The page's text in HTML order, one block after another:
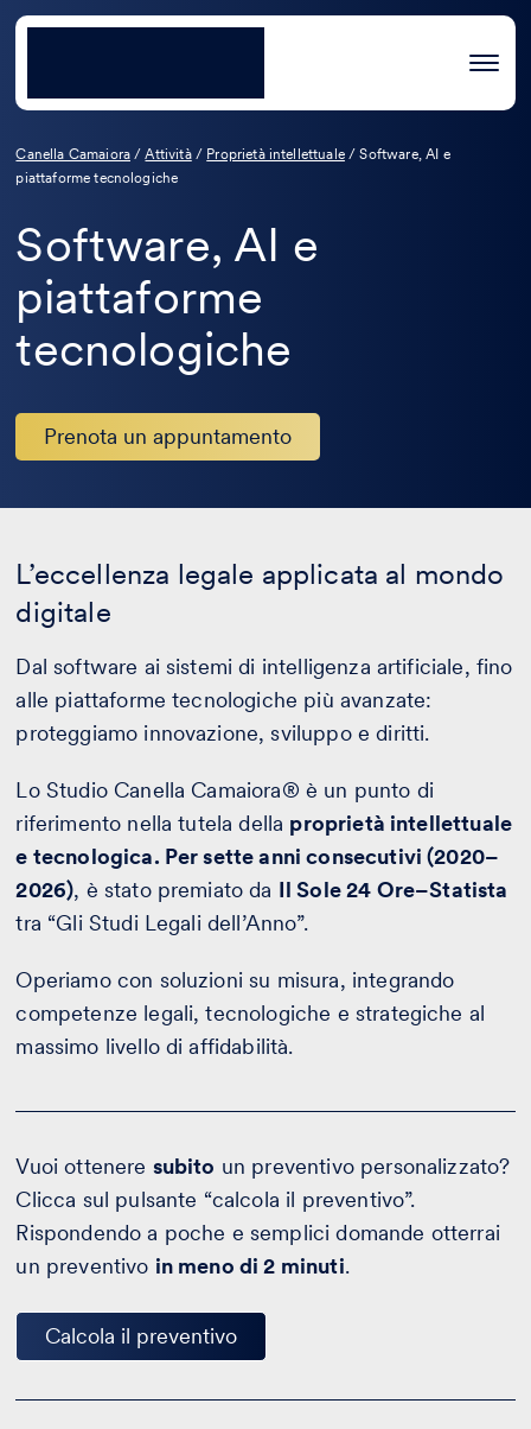
Canella Camaiora /Attività/ Proprietà intellettuale/Software, AI e
piattaforme tecnologiche
Software, AI e
piattaforme
tecnologiche
Prenota un appuntamento
L’eccellenza legale applicata al mondo
digitale
Dal software ai sistemi di intelligenza artificiale, fino
alle piattaforme tecnologiche più avanzate:
proteggiamo innovazione, sviluppo e diritti.
Lo Studio Canella Camaiora® è un punto di
riferimento nella tutela della proprietà intellettuale
e tecnologica. Per sette anni consecutivi (2020–
2026), è stato premiato da Il Sole 24 Ore–Statista
tra “Gli Studi Legali dell’Anno”.
Operiamo con soluzioni su misura, integrando
competenze legali, tecnologiche e strategiche al
massimo livello di affidabilità.
Vuoi ottenere subito un preventivo personalizzato?
Clicca sul pulsante “calcola il preventivo”.
Rispondendo a poche e semplici domande otterrai
un preventivo in meno di 2 minuti.
Calcola il preventivo